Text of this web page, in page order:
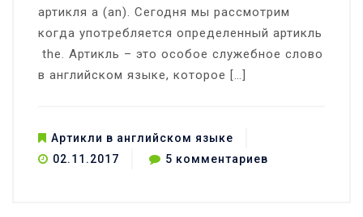
артикля a (an). Сегодня мы рассмотрим
когда употребляется определенный артикль
the. Артикль – это особое служебное слово
в английском языке, которое […]
Артикли в английском языке
02.11.2017
5 комментариев